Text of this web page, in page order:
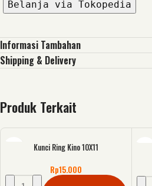
Belanja via Tokopedia
Informasi Tambahan
Shipping & Delivery
Produk Terkait
Kunci Ring Kino 10X11
Rp15.000